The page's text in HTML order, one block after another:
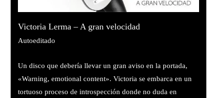
Victoria Lerma – A gran velocidad
Autoeditado
Un disco que debería llevar un gran aviso en la portada,
«Warning, emotional content». Victoria se embarca en un
tortuoso proceso de introspección donde no duda en